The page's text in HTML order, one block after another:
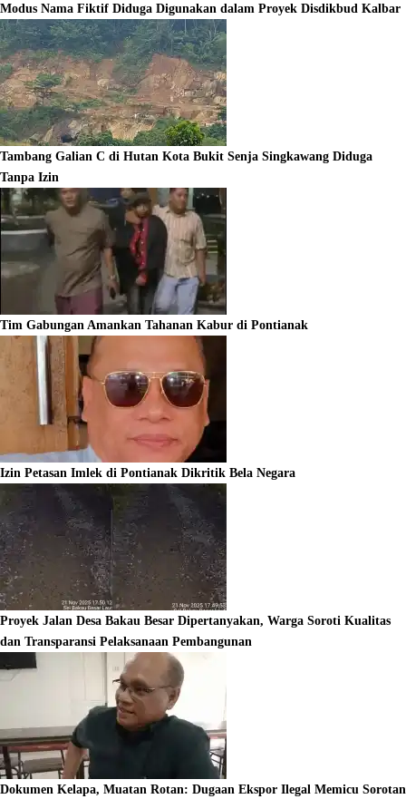
Modus Nama Fiktif Diduga Digunakan dalam Proyek Disdikbud Kalbar
Tambang Galian C di Hutan Kota Bukit Senja Singkawang Diduga
Tanpa Izin
Tim Gabungan Amankan Tahanan Kabur di Pontianak
Izin Petasan Imlek di Pontianak Dikritik Bela Negara
Proyek Jalan Desa Bakau Besar Dipertanyakan, Warga Soroti Kualitas
dan Transparansi Pelaksanaan Pembangunan
Dokumen Kelapa, Muatan Rotan: Dugaan Ekspor Ilegal Memicu Sorotan